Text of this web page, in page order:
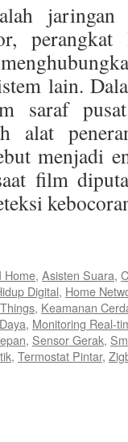
lain.
saraf
alat
menjadi
film
Home, Asisten Suara,
Digital, Home
, Keamanan
, Monitoring Real-
, Sensor Gerak,
, Termostat Pintar,